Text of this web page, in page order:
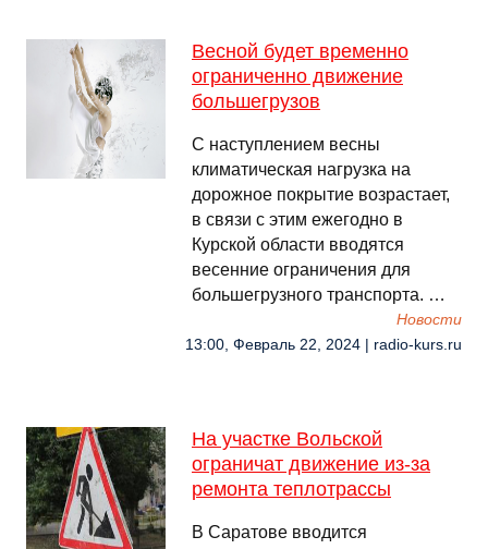
Весной будет временно
ограниченно движение
большегрузов
С наступлением весны
климатическая нагрузка на
дорожное покрытие возрастает,
в связи с этим ежегодно в
Курской области вводятся
весенние ограничения для
большегрузного транспорта. …
Новости
13:00, Февраль 22, 2024 | radio-kurs.ru
На участке Вольской
ограничат движение из-за
ремонта теплотрассы
В Саратове вводится